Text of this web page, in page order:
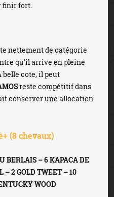
finir fort.
nettement de catégorie
qu’il arrive en pleine
belle cote, il peut
reste compétitif dans
conserver une allocation
(8 chevaux)
BERLAIS – 6 KAPACA DE
– 2 GOLD TWEET – 10
WOOD